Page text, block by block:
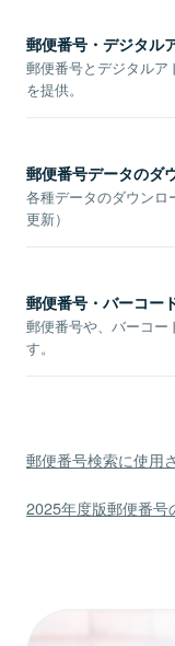
郵便番号・デジタル
郵便番号とデジタル
を提供。
郵便番号データのダ
各種データのダウンロ
更新）
郵便番号・バーコー
郵便番号や、バーコー
す。
郵便番号検索に使用
2025年度版郵便番号